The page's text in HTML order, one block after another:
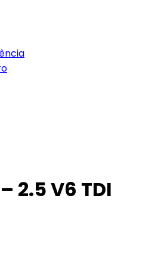
2.5 V6 TDI